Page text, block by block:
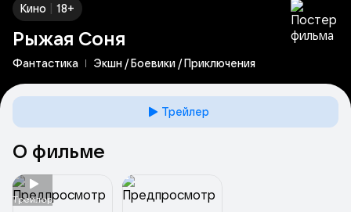
Кино | 18+
Рыжая Соня
Фантастика Экшн / Боевики / Приключения
Трейлер
О фильме
Tрейлер